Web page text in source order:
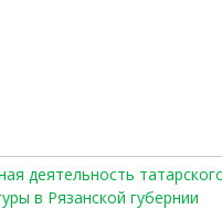
деятельность
в Рязанской губернии